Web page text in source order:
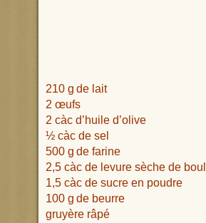
210 g de lait
2 œufs
2 càc d’huile d’olive
½ càc de sel
500 g de farine
2,5 càc de levure sèche de
1,5 càc de sucre en poudre
100 g de beurre
gruyère râpé